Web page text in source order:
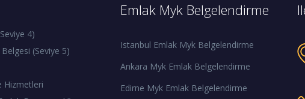
4)
(Seviye 5)
Hizmetleri
Emlak Myk Belgelendirme
Istanbul Emlak Myk Belgelendirme
Ankara Myk Emlak Belgelendirme
Edirne Myk Emlak Belgelendirme